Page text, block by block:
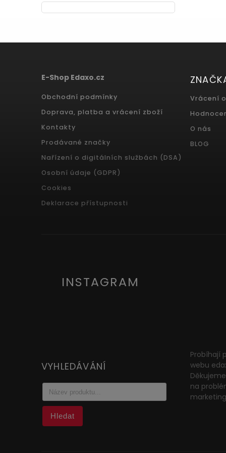
E-Shop Edaxo.cz
Obchodní podmínky
Doprava, platba a vrácení zboží
Kontakty
Prodávané značky
Nařízení o digitálních službách (DSA)
Osobní údaje (GDPR)
Cookies
Deklarace přístupnosti
Vrácení
O nás
BLOG
INSTAGRAM
VYHLEDÁVÁNÍ
Hledat
Probíhají
webu
na